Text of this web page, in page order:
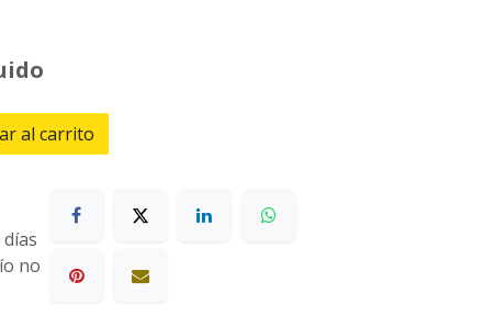
al carrito
no